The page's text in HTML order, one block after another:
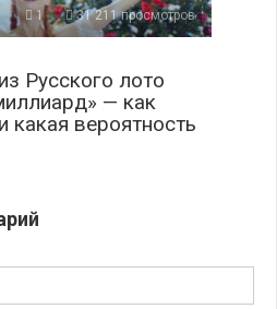
1 31 211 просмотров
Русского лото
— как
какая вероятность